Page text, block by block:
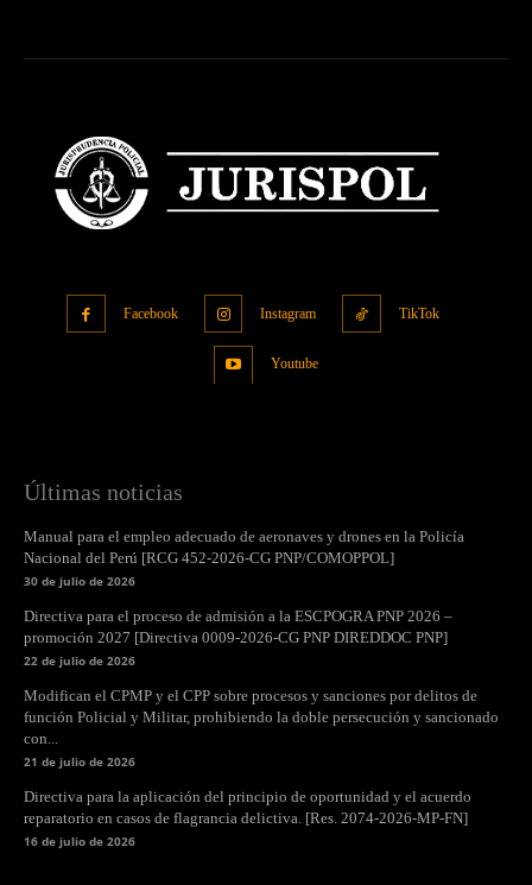
Facebook Instagram TikTok
Youtube
Últimas noticias
Manual para el empleo adecuado de aeronaves y drones en la Policía
Nacional del Perú [RCG 452-2026-CG PNP/COMOPPOL]
30 de julio de 2026
Directiva para el proceso de admisión a la ESCPOGRA PNP 2026 –
promoción 2027 [Directiva 0009-2026-CG PNP DIREDDOC PNP]
22 de julio de 2026
Modifican el CPMP y el CPP sobre procesos y sanciones por delitos de
función Policial y Militar, prohibiendo la doble persecución y sancionado
con...
21 de julio de 2026
Directiva para la aplicación del principio de oportunidad y el acuerdo
reparatorio en casos de flagrancia delictiva. [Res. 2074-2026-MP-FN]
16 de julio de 2026